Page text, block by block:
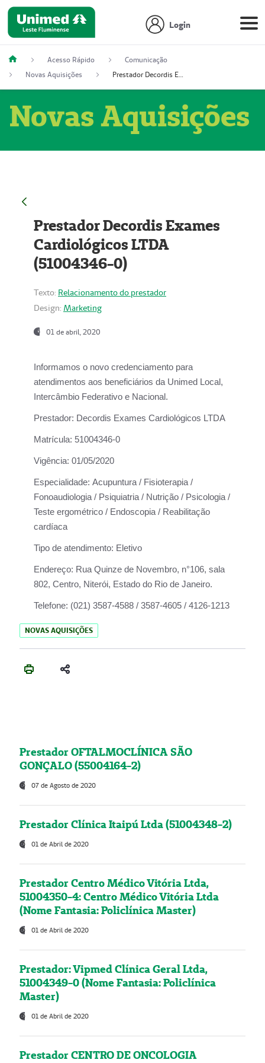
Login
Acesso Rápido
Comunicação
Novas Aquisições
Prestador Decordis Exames Cardiológicos LTDA (51004346-0)
Novas Aquisições
Prestador Decordis Exames
Cardiológicos LTDA
(51004346-0)
Texto: Relacionamento do prestador
Design: Marketing
01 de abril, 2020
Informamos o novo credenciamento para
atendimentos aos beneficiários da Unimed Local,
Intercâmbio Federativo e Nacional.
Prestador: Decordis Exames Cardiológicos LTDA
Matrícula: 51004346-0
Vigência: 01/05/2020
Especialidade: Acupuntura / Fisioterapia /
Fonoaudiologia / Psiquiatria / Nutrição / Psicologia /
Teste ergométrico / Endoscopia / Reabilitação
cardíaca
Tipo de atendimento: Eletivo
Endereço: Rua Quinze de Novembro, n°106, sala
802, Centro, Niterói, Estado do Rio de Janeiro.
Telefone: (021) 3587-4588 / 3587-4605 / 4126-1213
NOVAS AQUISIÇÕES
Prestador OFTALMOCLÍNICA SÃO
GONÇALO (55004164-2)
07 de Agosto de 2020
Prestador Clínica Itaipú Ltda (51004348-2)
01 de Abril de 2020
Prestador Centro Médico Vitória Ltda,
51004350-4: Centro Médico Vitória Ltda
(Nome Fantasia: Policlínica Master)
01 de Abril de 2020
Prestador: Vipmed Clínica Geral Ltda,
51004349-0 (Nome Fantasia: Policlínica
Master)
01 de Abril de 2020
Prestador CENTRO DE ONCOLOGIA